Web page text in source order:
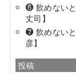
❻ 飲めない
丈司】
❼ 飲めない
彦】
投稿